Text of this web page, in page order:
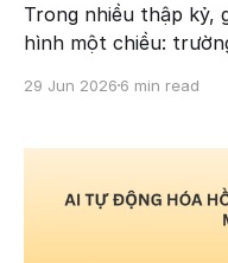
Trong nhiều thập kỷ,
hình một chiều:
sự phát triển của trí
29 Jun 2026 6 min read